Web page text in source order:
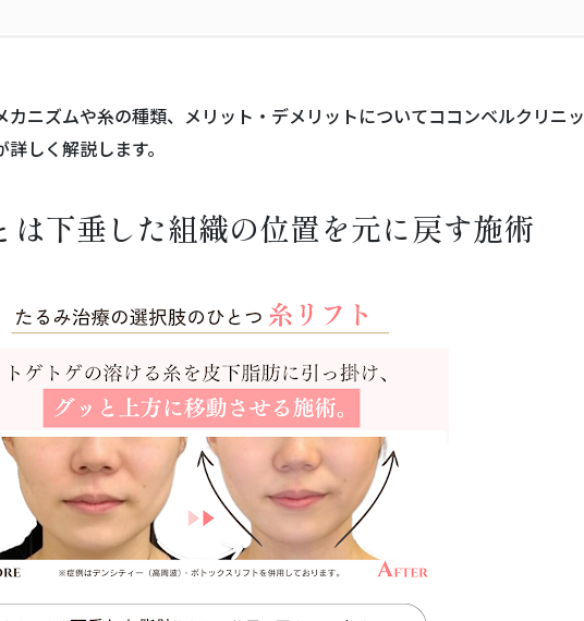
効果を得るために大切な4つのポイント
ある質問
カニズムや糸の種類、メリット・デメリットについてココンベルクリニッ
しく解説します。
は下垂した組織の位置を元に戻す施術